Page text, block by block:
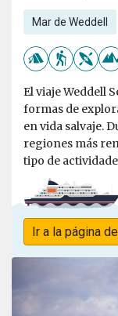
Mar de Weddell
El viaje Weddell
formas de
en vida salvaje.
regiones más
tipo de
Ir a la página